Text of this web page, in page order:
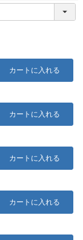
)
カートに入れる
カートに入れる
カートに入れる
カートに入れる